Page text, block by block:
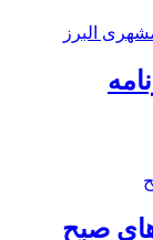
صبح